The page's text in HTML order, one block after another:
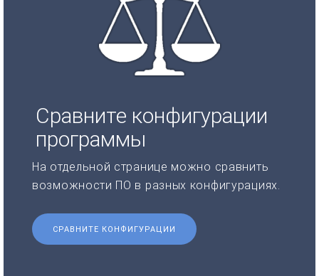
Сравните конфигурации
программы
На отдельной странице можно сравнить
возможности ПО в разных конфигурациях.
СРАВНИТЕ КОНФИГУРАЦИИ